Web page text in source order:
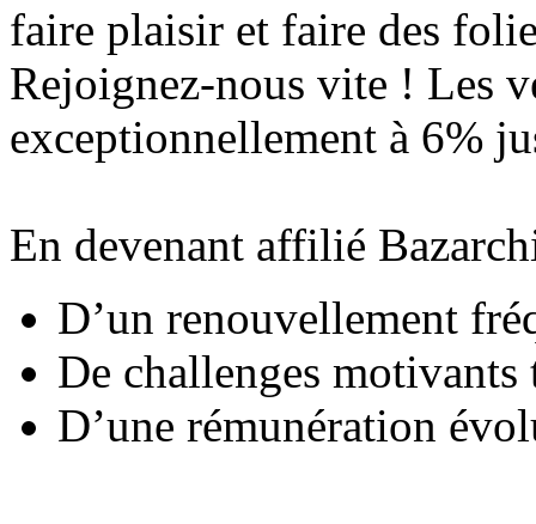
faire plaisir et faire des
Rejoignez-nous vite ! Les
exceptionnellement à 6%
En devenant affilié
D’un renouvellement
De challenges motivants
D’une rémunération